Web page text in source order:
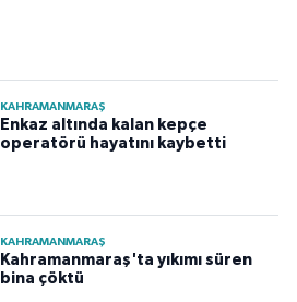
KAHRAMANMARAŞ
Enkaz altında kalan kepçe
operatörü hayatını kaybetti
KAHRAMANMARAŞ
Kahramanmaraş'ta yıkımı süren
bina çöktü